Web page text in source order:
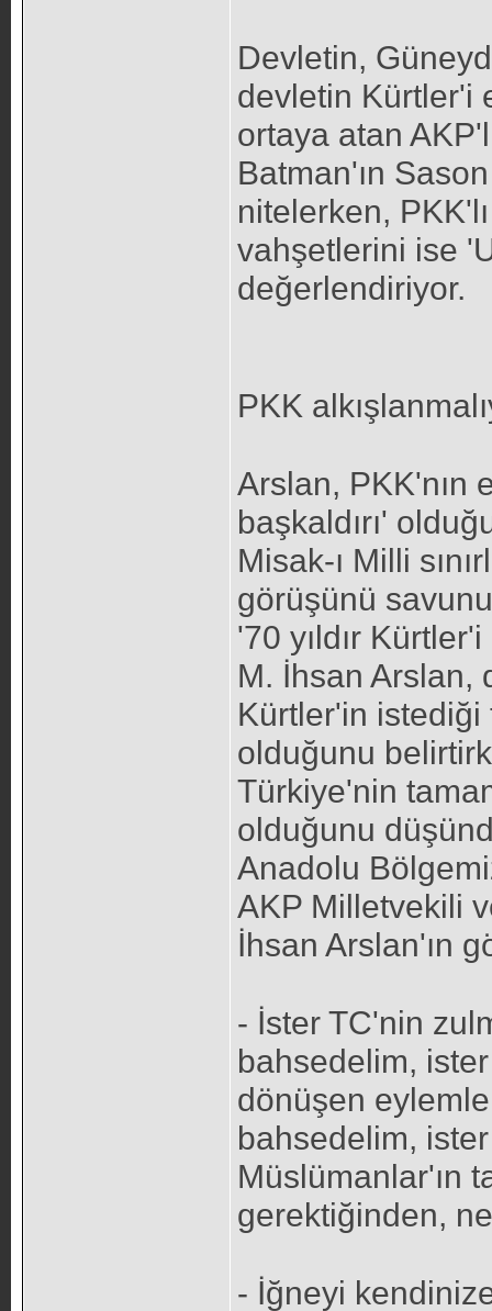
Devletin,
devletin Kürtler'i
ortaya atan
Batman'ın
nitelerken,
vahşetlerini ise
değerlendiriyor.
PKK
Arslan, PKK'nın
başkaldırı'
Misak-ı Milli
görüşünü
'70 yıldır
M. İhsan Arslan,
Kürtler'in istediği
olduğunu
Türkiye'nin
olduğunu
Anadolu
AKP Milletvekili
İhsan Arslan'ın
- İster TC'nin
bahsedelim,
dönüşen
bahsedelim,
Müslümanlar'ın
gerektiğinden,
- İğneyi